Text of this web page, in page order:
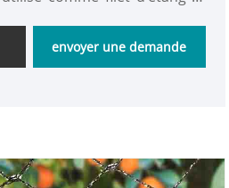
envoyer une demande